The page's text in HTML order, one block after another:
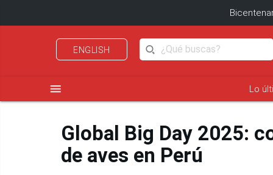
ENGLISH
menu Lo
Global Big Day 2025:
de aves en Perú